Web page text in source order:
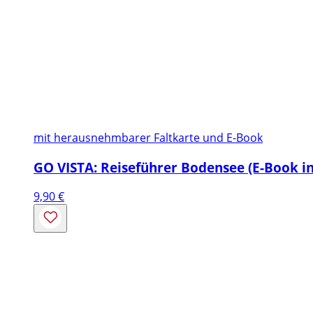
mit herausnehmbarer Faltkarte und E-Book
GO VISTA: Reiseführer Bodensee (E-Book
9,90€